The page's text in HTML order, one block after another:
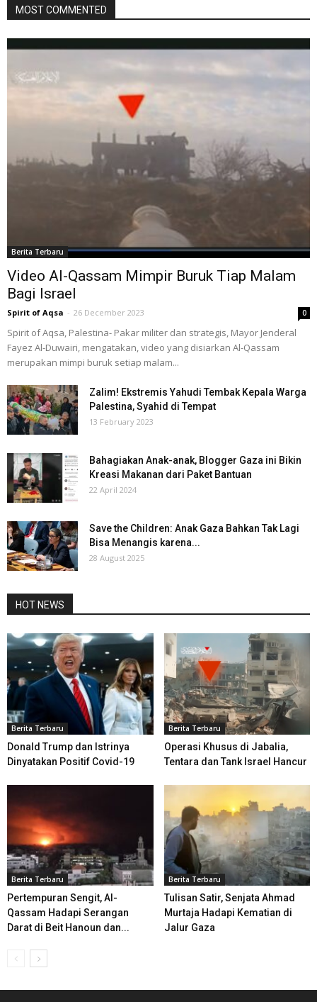
MOST COMMENTED
Berita Terbaru
Video Al-Qassam Mimpir Buruk Tiap Malam
Bagi Israel
Spirit of Aqsa - 26 December 2023 0
Spirit of Aqsa, Palestina- Pakar militer dan strategis, Mayor Jenderal
Fayez Al-Duwairi, mengatakan, video yang disiarkan Al-Qassam
merupakan mimpi buruk setiap malam...
Zalim! Ekstremis Yahudi Tembak Kepala Warga
Palestina, Syahid di Tempat
13 February 2023
Bahagiakan Anak-anak, Blogger Gaza ini Bikin
Kreasi Makanan dari Paket Bantuan
22 April 2024
Save the Children: Anak Gaza Bahkan Tak Lagi
Bisa Menangis karena...
28 August 2025
HOT NEWS
Berita Terbaru
Donald Trump dan Istrinya
Dinyatakan Positif Covid-19
Berita Terbaru
Operasi Khusus di Jabalia,
Tentara dan Tank Israel Hancur
Berita Terbaru
Pertempuran Sengit, Al-
Qassam Hadapi Serangan
Darat di Beit Hanoun dan...
Berita Terbaru
Tulisan Satir, Senjata Ahmad
Murtaja Hadapi Kematian di
Jalur Gaza